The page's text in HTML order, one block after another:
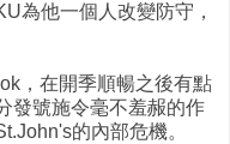
為他一個人改變防守，
，在開季順暢之後有點
發號施令毫不羞赧的作
的內部危機。